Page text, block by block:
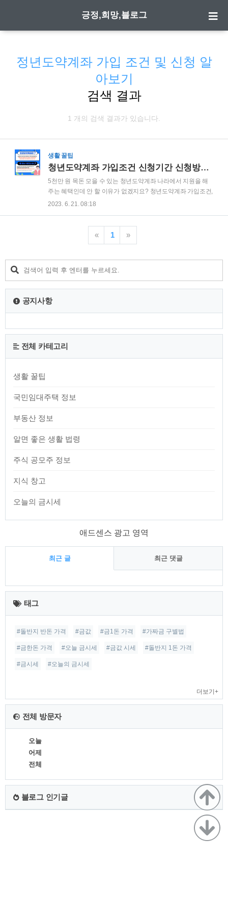
긍정,희망,블로그
정년도약계좌 가입 조건 및 신청 알
아보기
검색 결과
1 개의 검색 결과가 있습니다.
생활 꿀팁
청년도약계좌 가입조건 신청기간 신청방법 총정리
5천만 원 목돈 모을 수 있는 청년도약계좌 나라에서 지원을 해
주는 혜택인데 안 할 이유가 없겠지요? 청년도약계좌 가입조건,
신청기간, 신청방법 등 궁금한 사항을 총정리하였으니 잠시 시
적금하면 최대 5천만 원의 목돈을 마련할 수 있는 '청년도약계
좌'의 누적 가입자 수가 30만 명을 넘어섰다고 합니다.. 금융위
년도야계좌 보도자료 확인하러 가기 국가에서 지원하는 서민금
융지원 가계지원 내용 확인 하러 가기 청년도약계좌 가입 조건
2023. 6. 21. 08:18
« 1 »
공지사항
전체 카테고리
생활 꿀팁
국민임대주택 정보
부동산 정보
알면 좋은 생활 법령
주식 공모주 정보
지식 창고
오늘의 금시세
애드센스 광고 영역
최근 글 최근 댓글
최
근
글
태그
#돌반지 반돈 가격 #금값 #금1돈 가격 #가짜금 구별법
#금한돈 가격 #오늘 금시세 #금값 시세 #돌반지 1돈 가격
#금시세 #오늘의 금시세
더보기+
전체 방문자
오늘
어제
전체
블로그 인기글